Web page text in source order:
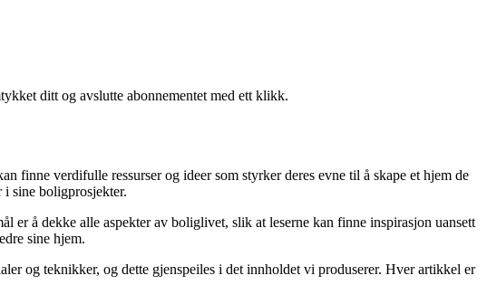
ditt og avslutte abonnementet med ett klikk.
finne verdifulle ressurser og ideer som styrker deres evne til å skape et hjem de
sine boligprosjekter.
å dekke alle aspekter av boliglivet, slik at leserne kan finne inspirasjon uansett
sine hjem.
og teknikker, og dette gjenspeiles i det innholdet vi produserer. Hver artikkel er